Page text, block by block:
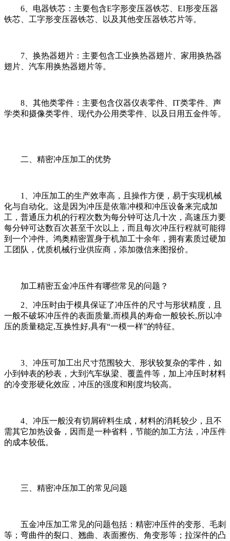
6、电器铁芯：主要包含E字形变压器铁芯、EI形变压器
铁芯、工字形变压器铁芯、以及其他变压器铁芯片等。
7、换热器翅片：主要包含工业换热器翅片、家用换热器
翅片、汽车用换热器翅片等。
8、其他类零件：主要包含仪器仪表零件、IT类零件、声
学类和摄像类零件、现代办公用类零件、以及日用五金件等。
二、精密冲压加工的优势
1、冲压加工的生产效率高，且操作方便，易于实现机械
化与自动化。这是因为冲压是依靠冲模和冲压设备来完成加
工，普通压力机的行程次数为每分钟可达几十次，高速压力要
每分钟可达数百次甚至千次以上，而且每次冲压行程就可能得
到一个冲件。鸿奥精密置身于机加工十余年，拥有素质过硬加
工团队，优质机械行业供应商，添加微信来图报价。
加工精密五金冲压件有哪些常见的问题？
2、冲压时由于模具保证了冲压件的尺寸与形状精度，且
一般不破坏冲压件的表面质量,而模具的寿命一般较长,所以冲
压的质量稳定,互换性好,具有“一模一样”的特征。
3、冲压可加工出尺寸范围较大、形状较复杂的零件，如
小到钟表的秒表，大到汽车纵梁、覆盖件等，加上冲压时材料
的冷变形硬化效应，冲压的强度和刚度均较高。
4、冲压一般没有切屑碎料生成，材料的消耗较少，且不
需其它加热设备，因而是一种省料，节能的加工方法，冲压件
的成本较低。
三、精密冲压加工的常见问题
五金冲压加工常见的问题包括：精密冲压件的变形、毛刺
等；弯曲件的裂口、翘曲、表面擦伤、角变形等；拉深件的凸